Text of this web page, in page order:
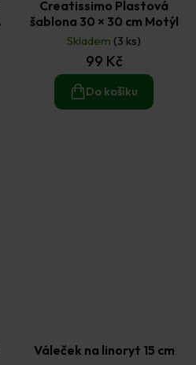
Creatissimo Plastová
šablona 30 × 30 cm Motýl
Skladem (3 ks)
99 Kč
Do košíku
Váleček na linoryt 15 cm